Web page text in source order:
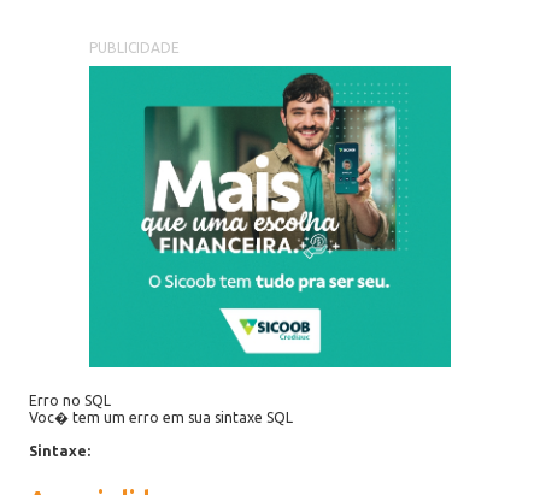
PUBLICIDADE
Erro no SQL
Voc� tem um erro em sua sintaxe SQL
Sintaxe: